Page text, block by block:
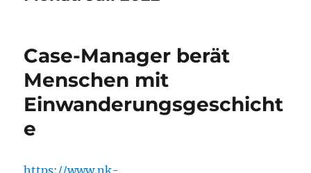
Case-Manager berät
Menschen mit
Einwanderungsgeschicht
e
https://www.nk-